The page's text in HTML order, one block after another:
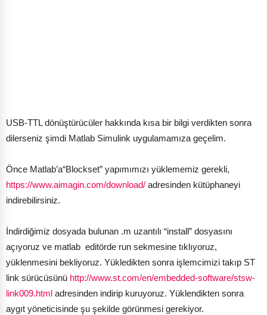
USB-TTL dönüştürücüler hakkında kısa bir bilgi verdikten sonra
dilerseniz şimdi Matlab Simulink uygulamamıza geçelim.
Önce Matlab’a“Blockset” yapımımızı yüklememiz gerekli,
https://www.aimagin.com/download/ adresinden kütüphaneyi
indirebilirsiniz.
İndirdiğimiz dosyada bulunan .m uzantılı “install” dosyasını
açıyoruz ve matlab editörde run sekmesine tıklıyoruz,
yüklenmesini bekliyoruz. Yükledikten sonra işlemcimizi takıp ST
link sürücüsünü http://www.st.com/en/embedded-software/stsw-
link009.html adresinden indirip kuruyoruz. Yüklendikten sonra
aygıt yöneticisinde şu şekilde görünmesi gerekiyor.